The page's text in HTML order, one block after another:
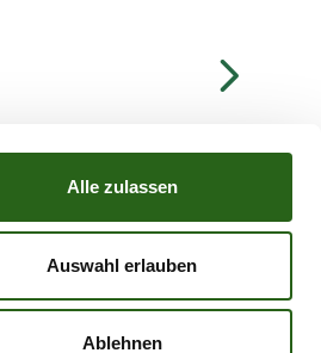
Alle zulassen
Auswahl erlauben
Ablehnen
ATGB